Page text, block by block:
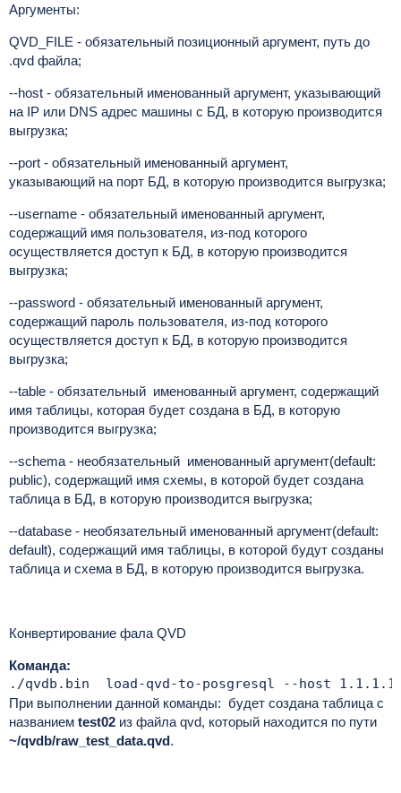
Аргументы:
QVD_FILE - обязательный позиционный аргумент, путь до
.qvd файла;
--host - обязательный именованный аргумент, указывающий
на IP или DNS адрес машины с БД, в которую производится
выгрузка;
--port - обязательный именованный аргумент,
указывающий на порт БД, в которую производится выгрузка;
--username - обязательный именованный аргумент,
содержащий имя пользователя, из-под которого
осуществляется доступ к БД, в которую производится
выгрузка;
--password - обязательный именованный аргумент,
содержащий пароль пользователя, из-под которого
осуществляется доступ к БД, в которую производится
выгрузка;
--table - обязательный именованный аргумент, содержащий
имя таблицы, которая будет создана в БД, в которую
производится выгрузка;
--schema - необязательный именованный аргумент(default:
public), содержащий имя схемы, в которой будет создана
таблица в БД, в которую производится выгрузка;
--database - необязательный именованный аргумент(default:
default), содержащий имя таблицы, в которой будут созданы
таблица и схема в БД, в которую производится выгрузка.
Конвертирование фала QVD
Команда:
./qvdb.bin  load-qvd-to-posgresql --host 1.1.1.1
При выполнении данной команды: будет создана таблица с
названием test02 из файла qvd, который находится по пути
~/qvdb/raw_test_data.qvd.